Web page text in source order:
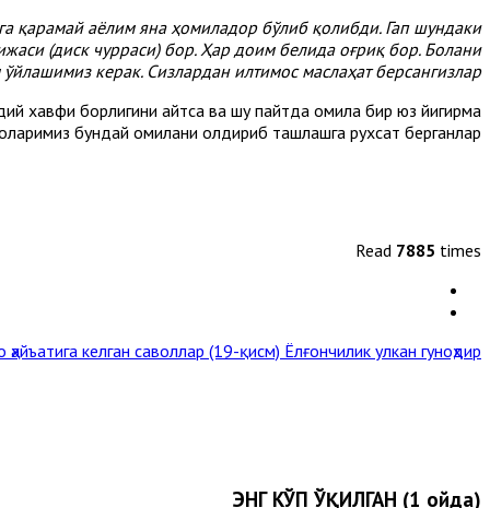
қарамай аёлим яна ҳомиладор бўлиб қолибди. Гап шундаки
(диск чурраси) бор. Ҳар доим белида оғриқ бор. Болани
керак. Сизлардан илтимос маслаҳат берсангизлар.
хавфи борлигини айтса ва шу пайтда ҳомила бир юз йигирма
бундай ҳомилани олдириб ташлашга рухсат берганлар.
Read 7885 times
келган саволлар (19-қисм) Ёлғончилик улкан гуноҳдир »
ЭНГ КЎП ЎҚИЛГАН (1 ойда)